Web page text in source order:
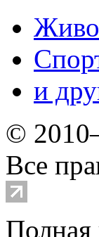
и
©
Все
Полная